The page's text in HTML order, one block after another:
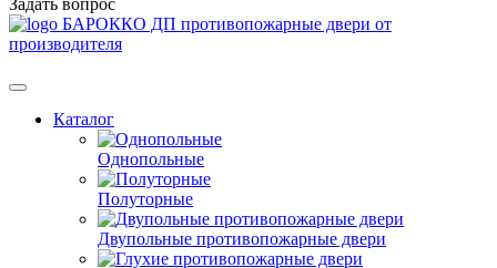
Задать вопрос
БАРОККО ДП противопожарные двери от
производителя
Каталог
Однопольные
Полуторные
Двупольные противопожарные двери